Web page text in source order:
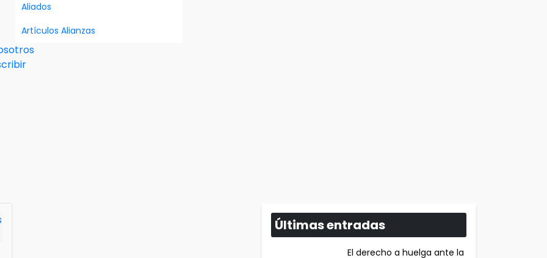
Aliados
Artículos Alianzas
Últimas entradas
El derecho a huelga ante la